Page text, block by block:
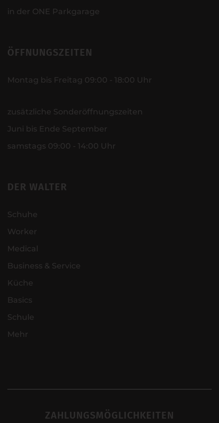
in der ONE Parkgarage
ÖFFNUNGSZEITEN
Montag bis Freitag 09:00 - 18:00 Uhr
zusätzliche Sonderöffnungszeiten
Juni bis Ende September
samstags 09:00 - 14:00 Uhr
DER WALTER
Schuhe
Worker
Medical
Business & Service
Küche
Basics
Schule
Mehr
ZAHLUNGSMÖGLICHKEITEN